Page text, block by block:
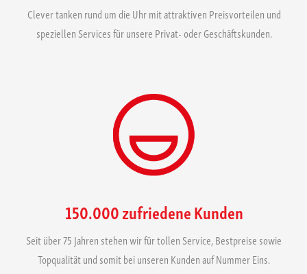
Clever tanken rund um die Uhr mit attraktiven Preisvorteilen und
speziellen Services für unsere Privat- oder Geschäftskunden.
150.000 zufriedene Kunden
Seit über 75 Jahren stehen wir für tollen Service, Bestpreise sowie
Topqualität und somit bei unseren Kunden auf Nummer Eins.